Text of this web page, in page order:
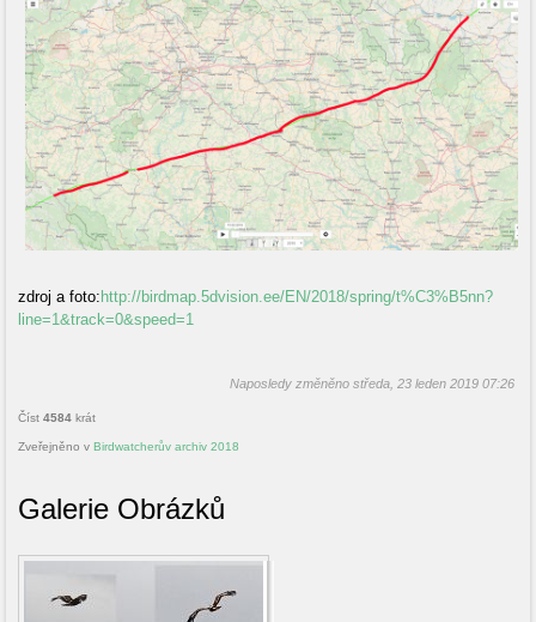
zdroj a foto: http://birdmap.5dvision.ee/EN/2018/spring/t%C3%B5nn?
line=1&track=0&speed=1
Naposledy změněno středa, 23 leden 2019 07:26
Číst 4584 krát
Zveřejněno v Birdwatcherův archiv 2018
Galerie Obrázků